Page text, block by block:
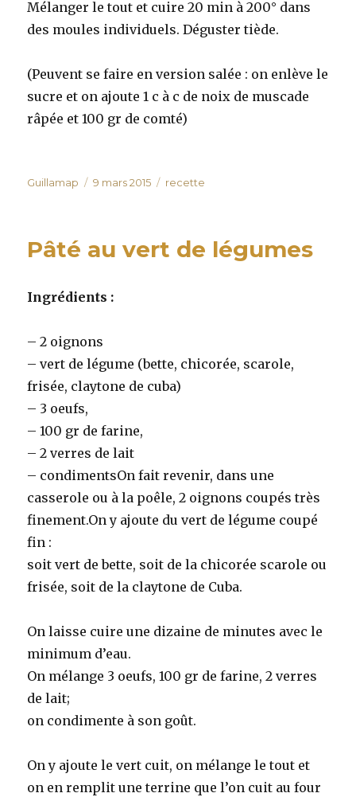
Mélanger le tout et cuire 20 min à 200° dans
des moules individuels. Déguster tiède.
(Peuvent se faire en version salée : on enlève le
sucre et on ajoute 1 c à c de noix de muscade
râpée et 100 gr de comté)
Auteur
Guillamap
Publié
9 mars 2015 Catégories
recette
Pâté au vert de légumes
Ingrédients :
– 2 oignons
– vert de légume (bette, chicorée, scarole,
frisée, claytone de cuba)
– 3 oeufs,
– 100 gr de farine,
– 2 verres de lait
– condimentsOn fait revenir, dans une
casserole ou à la poêle, 2 oignons coupés très
finement.On y ajoute du vert de légume coupé
fin :
soit vert de bette, soit de la chicorée scarole ou
frisée, soit de la claytone de Cuba.
On laisse cuire une dizaine de minutes avec le
minimum d’eau.
On mélange 3 oeufs, 100 gr de farine, 2 verres
de lait;
on condimente à son goût.
On y ajoute le vert cuit, on mélange le tout et
on en remplit une terrine que l’on cuit au four